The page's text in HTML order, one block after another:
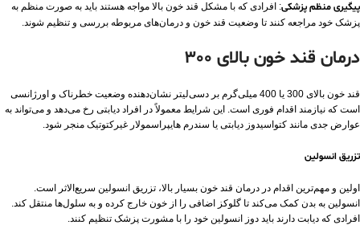
پیگیری منظم پزشکی: افرادی که با مشکل قند خون بالا مواجه هستند باید به صورت منظم به
پزشک خود مراجعه کنند تا وضعیت قند خون و درمان‌های مربوطه بررسی و تنظیم شوند.
درمان قند خون بالای 300
قند خون بالای 300 یا 400 میلی‌گرم بر دسی‌لیتر نشان‌دهنده وضعیت خطرناک و اورژانسی
است که نیازمند اقدام فوری است. این شرایط معمولاً در افراد دیابتی رخ می‌دهد و می‌تواند به
عوارض جدی مانند کتواسیدوز دیابتی یا سندرم هایپراسمولار غیرکتوتیک منجر شود.
تزریق انسولین
اولین و مهم‌ترین اقدام در درمان قند خون بسیار بالا، تزریق انسولین سریع‌الاثر است.
انسولین به بدن کمک می‌کند تا گلوکز اضافی را از خون خارج کرده و به سلول‌ها منتقل کند.
افرادی که دیابت دارند باید دوز انسولین خود را با مشورت پزشک تنظیم کنند.